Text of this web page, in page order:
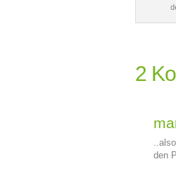
2
den